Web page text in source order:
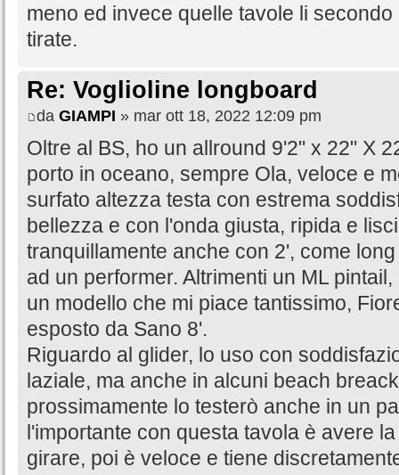
meno ed invece quelle tavole li
tirate.
Re: Voglioline longboard
da GIAMPI » mar ott 18, 2022 12:09 pm
Oltre al BS, ho un allround 9'2" x 22" X
porto in oceano, sempre Ola, veloce e
surfato altezza testa con estrema
bellezza e con l'onda giusta, ripida e
tranquillamente anche con 2', come
ad un performer. Altrimenti un ML
un modello che mi piace tantissimo,
esposto da Sano 8'.
Riguardo al glider, lo uso con
laziale, ma anche in alcuni beach
prossimamente lo testerò anche in un
l'importante con questa tavola è avere
girare, poi è veloce e tiene